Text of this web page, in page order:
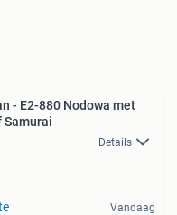
- E2-880 Nodowa met
Samurai
Details
Vandaag